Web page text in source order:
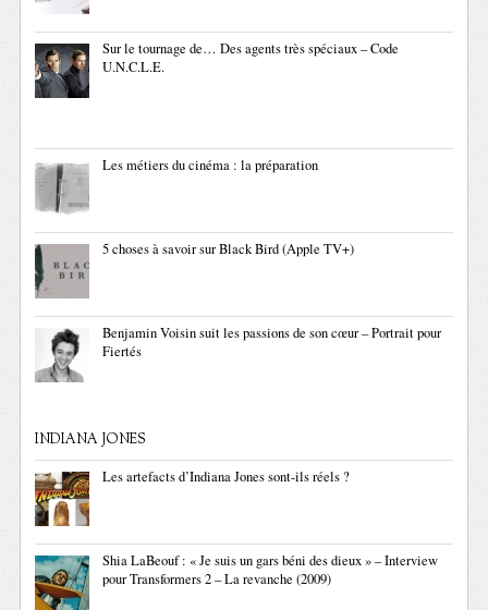
Sur le tournage de… Des agents très spéciaux – Code
U.N.C.L.E.
Les métiers du cinéma : la préparation
5 choses à savoir sur Black Bird (Apple TV+)
Benjamin Voisin suit les passions de son cœur – Portrait pour
Fiertés
INDIANA JONES
Les artefacts d’Indiana Jones sont-ils réels ?
Shia LaBeouf : « Je suis un gars béni des dieux » – Interview
pour Transformers 2 – La revanche (2009)